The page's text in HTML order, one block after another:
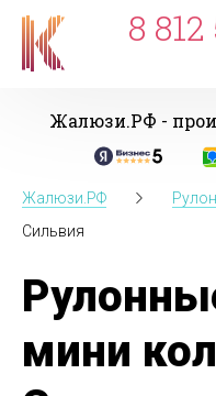
8 812
Жалюзи.РФ -
Жалюзи.РФ
Сильвия
мини